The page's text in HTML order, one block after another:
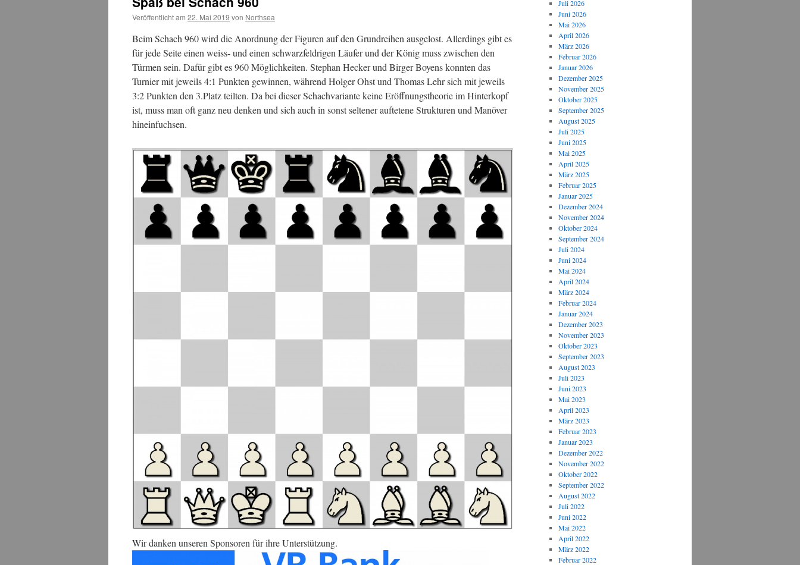
Veröffentlicht am 22. Mai 2019 von Northsea
Beim Schach 960 wird die Anordnung der Figuren auf den Grundreihen ausgelost. Allerdings gibt es
für jede Seite einen weiss- und einen schwarzfeldrigen Läufer und der König muss zwischen den
Türmen sein. Dafür gibt es 960 Möglichkeiten. Stephan Hecker und Birger Boyens konnten das
Turnier mit jeweils 4:1 Punkten gewinnen, während Holger Ohst und Thomas Lehr sich mit jeweils
3:2 Punkten den 3.Platz teilten. Da bei dieser Schachvariante keine Eröffnungstheorie im Hinterkopf
ist, muss man oft ganz neu denken und sich auch in sonst seltener auftetene Strukturen und Manöver
hineinfuchsen.
Wir danken unseren Sponsoren für ihre Unterstützung.
Juli 2026
Juni 2026
Mai 2026
April 2026
März 2026
Februar 2026
Januar 2026
Dezember 2025
November 2025
Oktober 2025
September 2025
August 2025
Juli 2025
Juni 2025
Mai 2025
April 2025
März 2025
Februar 2025
Januar 2025
Dezember 2024
November 2024
Oktober 2024
September 2024
Juli 2024
Juni 2024
Mai 2024
April 2024
März 2024
Februar 2024
Januar 2024
Dezember 2023
November 2023
Oktober 2023
September 2023
August 2023
Juli 2023
Juni 2023
Mai 2023
April 2023
März 2023
Februar 2023
Januar 2023
Dezember 2022
November 2022
Oktober 2022
September 2022
August 2022
Juli 2022
Juni 2022
Mai 2022
April 2022
März 2022
Februar 2022